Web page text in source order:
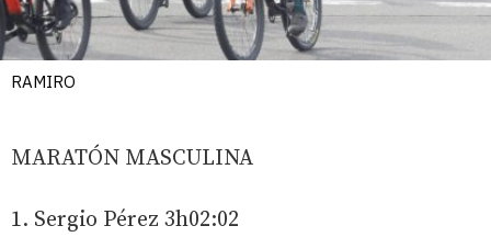
RAMIRO
MARATÓN MASCULINA
1. Sergio Pérez 3h02:02